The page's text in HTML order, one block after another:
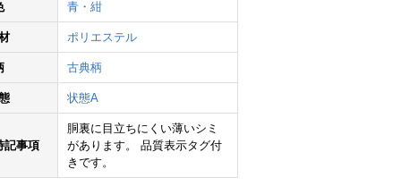
青・紺
ポリエステル
古典柄
状態A
記事項
胴裏に目立ちにくい薄いシミ
があります。 品質表示タグ付
きです。